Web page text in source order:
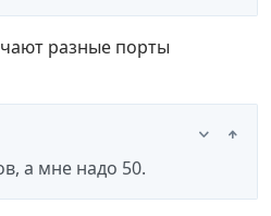
разные порты
а мне надо 50.